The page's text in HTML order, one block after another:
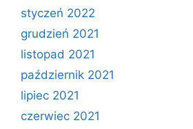
styczeń 2022
grudzień 2021
listopad 2021
październik 2021
lipiec 2021
czerwiec 2021